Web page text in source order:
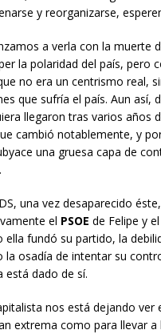
y reorganizarse,
a verla con la muerte
la polaridad del país, pero
no era un centrismo real,
que sufría el país. Aun así,
llegaron tras varios años
cambió notablemente, y
una gruesa capa de
una vez desaparecido
el PSOE de Felipe y el
fundó su partido, la
osadía de intentar su
está dado de sí.
nos está dejando ver
extrema como para llevar